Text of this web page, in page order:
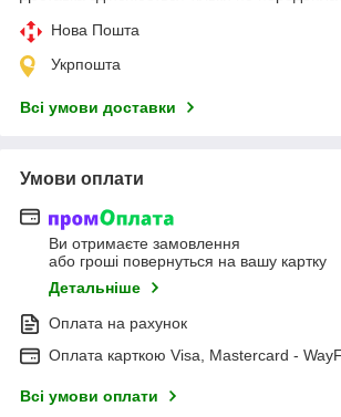
Нова Пошта
Укрпошта
Всі умови доставки
Умови оплати
Ви отримаєте замовлення
або гроші повернуться на вашу картку
Детальніше
Оплата на рахунок
Оплата карткою Visa, Mastercard -
Всі умови оплати